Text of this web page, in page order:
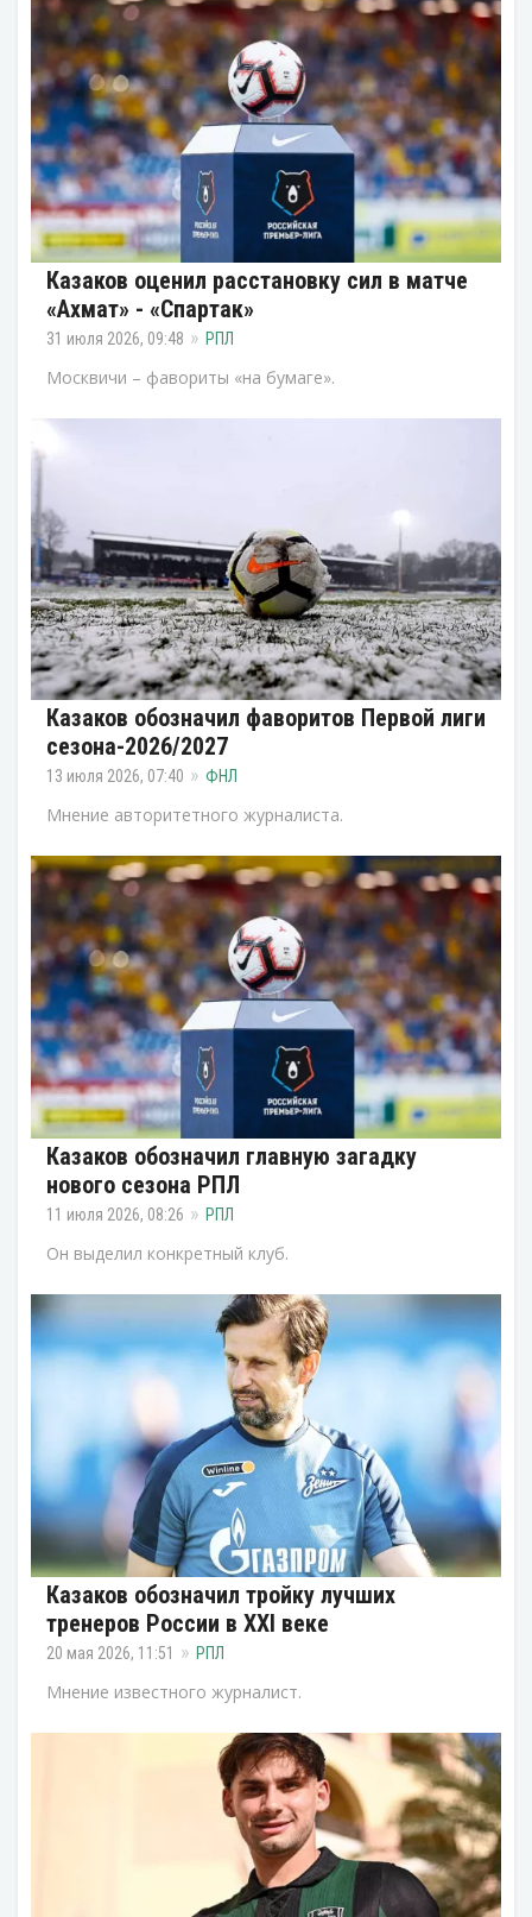
Казаков оценил расстановку сил в матче
«Ахмат» - «Спартак»
31 июля 2026, 09:48 РПЛ
Москвичи – фавориты «на бумаге».
Казаков обозначил фаворитов Первой лиги
сезона-2026/2027
13 июля 2026, 07:40 ФНЛ
Мнение авторитетного журналиста.
Казаков обозначил главную загадку
нового сезона РПЛ
11 июля 2026, 08:26 РПЛ
Он выделил конкретный клуб.
Казаков обозначил тройку лучших
тренеров России в XXI веке
20 мая 2026, 11:51 РПЛ
Мнение известного журналист.